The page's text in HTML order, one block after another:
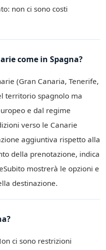
non ci sono costi
come in Spagna?
(Gran Canaria, Tenerife,
territorio spagnolo ma
e dal regime
verso le Canarie
aggiuntiva rispetto alla
della prenotazione, indica
mostrerà le opzioni e
destinazione.
ci sono restrizioni